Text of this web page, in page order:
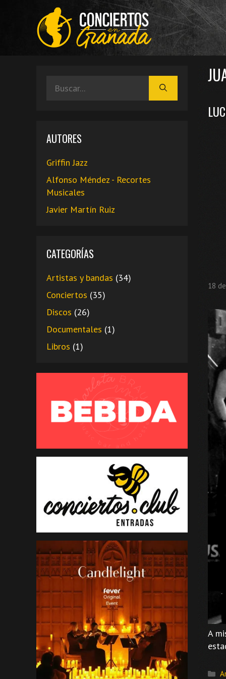
contenido
18
A
AUTORES
Griffin Jazz
Alfonso Méndez - Recortes
Musicales
Javier Martín Ruiz
CATEGORÍAS
Artistas y bandas (34)
Conciertos (35)
Discos (26)
Documentales (1)
Libros (1)